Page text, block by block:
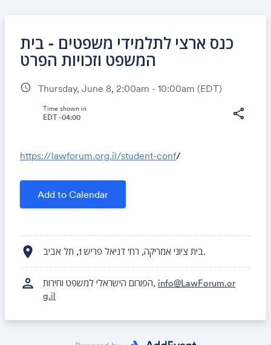
כנס ארצי לתלמידי משפטים - בית
המשפט וזכויות הפרט
schedule Thursday, June 8, 2:00am - 10:00am (EDT)
share
Time shown in
EDT -04:00
https://lawforum.org.il/student-conf/
Add to Calendar
location_on בית ציוני אמריקה, רח' דניאל פריש 1, תל אביב.
person הפורום הישראלי למשפט וחירות, info@LawForum.or
g.il
Share